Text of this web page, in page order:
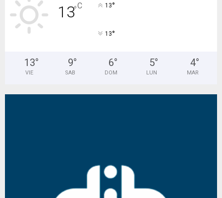
13°C 13°
13°
13°
VIE
9°
SAB
6°
DOM
5°
LUN
4°
MAR